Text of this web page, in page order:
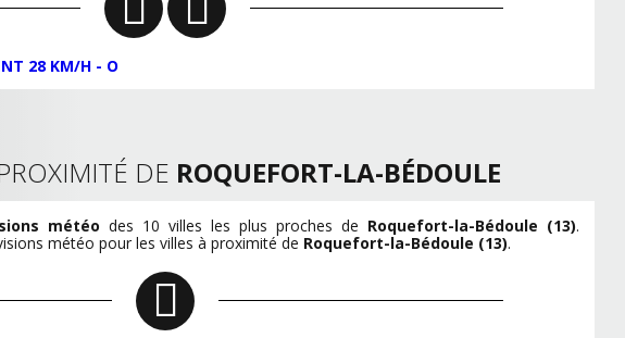
28 KM/H - O
DE ROQUEFORT-LA-BÉDOULE
météo des 10 villes les plus proches de Roquefort-la-Bédoule (13).
météo pour les villes à proximité de Roquefort-la-Bédoule (13).